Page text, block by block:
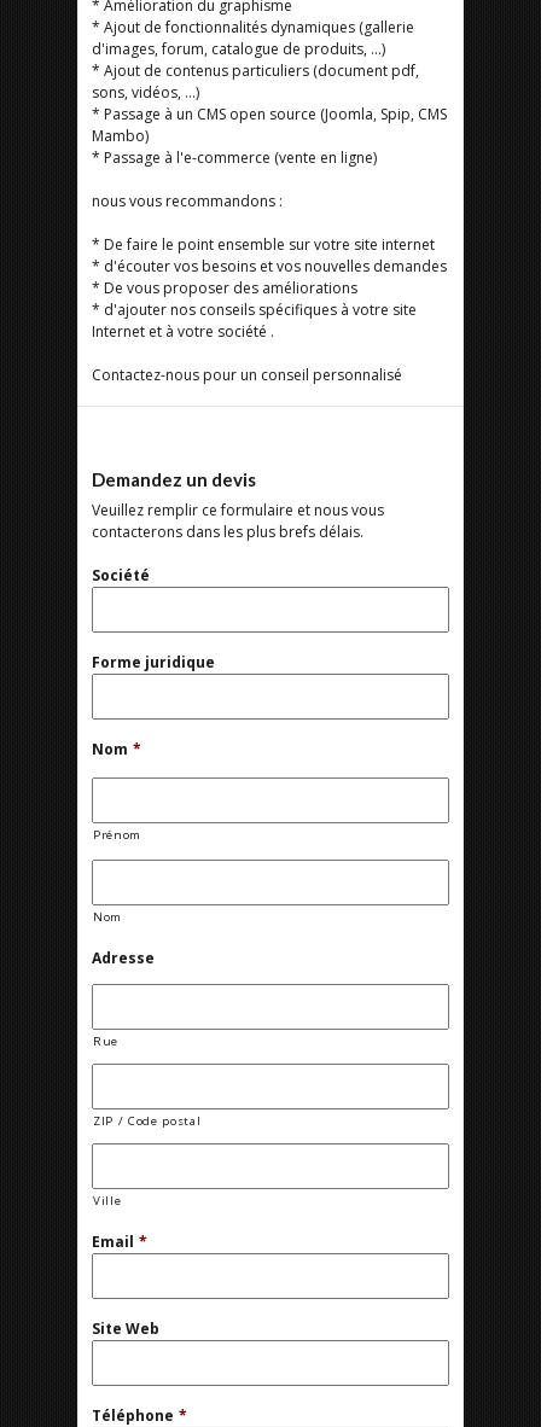
* Amélioration du graphisme
* Ajout de fonctionnalités dynamiques (gallerie
d'images, forum, catalogue de produits, ...)
* Ajout de contenus particuliers (document pdf,
sons, vidéos, ...)
* Passage à un CMS open source (Joomla, Spip, CMS
Mambo)
* Passage à l'e-commerce (vente en ligne)
nous vous recommandons :
* De faire le point ensemble sur votre site internet
* d'écouter vos besoins et vos nouvelles demandes
* De vous proposer des améliorations
* d'ajouter nos conseils spécifiques à votre site
Internet et à votre société .
Contactez-nous pour un conseil personnalisé
Demandez un devis
Veuillez remplir ce formulaire et nous vous
contacterons dans les plus brefs délais.
Société
Forme juridique
Nom *
Prénom
Nom
Adresse
Rue
ZIP / Code postal
Ville
Email *
Site Web
Téléphone *